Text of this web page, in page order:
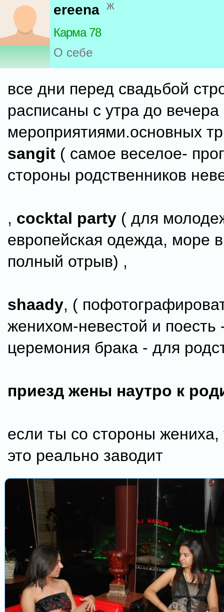
ereena ж
Карма 78
О себе
все дни перед свадьбой
расписаны с утра до
мероприятиями.основных
sangit ( самое веселое-
стороны родственников
, cocktal party ( для
европейская одежда, море
полный отрыв) ,
shaady, (
женихом-невестой и поесть
церемония брака - для
приезд жены наутро к
если ты со стороны жениха,
это реально заводит